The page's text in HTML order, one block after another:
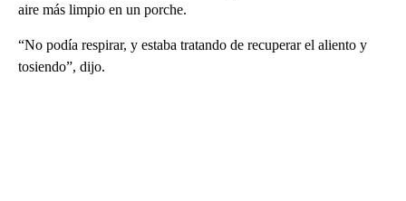
aire más limpio en un porche.
“No podía respirar, y estaba tratando de recuperar el aliento y
tosiendo”, dijo.